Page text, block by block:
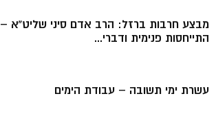
מבצע חרבות ברזל: הרב אדם סיני שליט”א –
התייחסות פנימית ודברי...
עשרת ימי תשובה – עבודת הימים